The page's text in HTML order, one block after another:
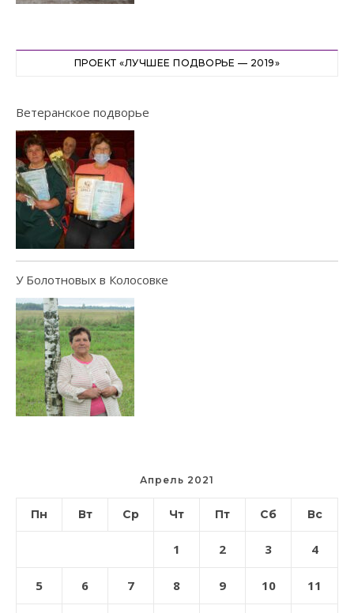
ПРОЕКТ «ЛУЧШЕЕ ПОДВОРЬЕ — 2019»
Ветеранское подворье
У Болотновых в Колосовке
Апрель 2021
Пн Вт Ср Чт Пт Сб Вс
1 2 3 4
5 6 7 8 9 10 11